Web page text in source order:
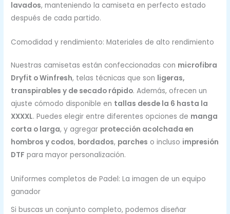
lavados, manteniendo la camiseta en perfecto estado
después de cada partido.
Comodidad y rendimiento: Materiales de alto rendimiento
Nuestras camisetas están confeccionadas con microfibra
Dryfit o Winfresh, telas técnicas que son ligeras,
transpirables y de secado rápido. Además, ofrecen un
ajuste cómodo disponible en tallas desde la 6 hasta la
XXXXL. Puedes elegir entre diferentes opciones de manga
corta o larga, y agregar protección acolchada en
hombros y codos, bordados, parches o incluso impresión
DTF para mayor personalización.
Uniformes completos de Padel: La imagen de un equipo
ganador
Si buscas un conjunto completo, podemos diseñar